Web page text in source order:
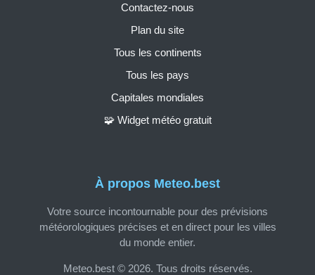
À propos Meteo.best
Votre source incontournable pour des prévisions
météorologiques précises et en direct pour les villes
du monde entier.
Meteo.best © 2026. Tous droits réservés.
Contactez-nous
Plan du site
Tous les continents
Tous les pays
Capitales mondiales
🧩 Widget météo gratuit